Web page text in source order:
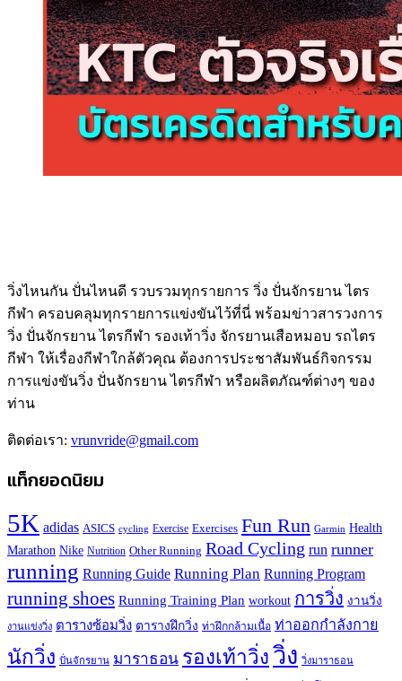
วิ่งไหนกัน ปั่นไหนดี รวบรวมทุกรายการ วิ่ง ปั่นจักรยาน ไตร
กีฬา ครอบคลุมทุกรายการแข่งขันไว้ที่นี่ พร้อมข่าวสารวงการ
วิ่ง ปั่นจักรยาน ไตรกีฬา รองเท้าวิ่ง จักรยานเสือหมอบ รถไตร
กีฬา ให้เรื่องกีฬาใกล้ตัวคุณ ต้องการประชาสัมพันธ์กิจกรรม
การแข่งขันวิ่ง ปั่นจักรยาน ไตรกีฬา หรือผลิตภัณฑ์ต่างๆ ของ
ท่าน
ติดต่อเรา: vrunvride@gmail.com
แท็กยอดนิยม
5K adidas ASICS cycling Exercise Exercises Fun Run Garmin Health
Marathon Nike Nutrition Other Running Road Cycling run runner
running Running Guide Running Plan Running Program
running shoes Running Training Plan workout การวิ่ง งานวิ่ง
งานแข่งวิ่ง ตารางซ้อมวิ่ง ตารางฝึกวิ่ง ท่าฝึกกล้ามเนื้อ ท่าออกกำลังกาย
นักวิ่ง ปั่นจักรยาน มาราธอน รองเท้าวิ่ง วิ่ง วิ่งมาราธอน